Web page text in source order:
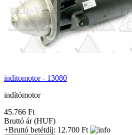
inditomotor - 13080
indítómotor
45.766 Ft
Bruttó ár (HUF)
+Bruttó betétdíj: 12.700 Ft